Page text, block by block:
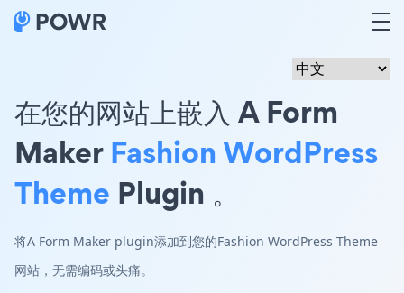
在您的网站上嵌入 A Form
MakerFashion WordPress
Theme Plugin 。
将A Form Maker plugin添加到您的Fashion WordPress Theme
网站，无需编码或头痛。